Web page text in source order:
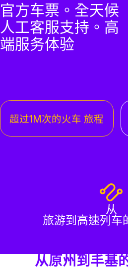
官方车票。全天候
人工客服支持。高
端服务体验
超过1M次的火车 旅程
从
旅游到高速列车
从原州到丰基